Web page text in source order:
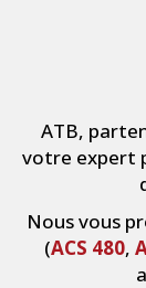
ATB,
votre expert
Nous vous
(ACS 480,